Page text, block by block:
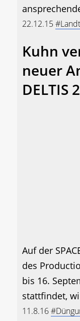
22.12.15
Kuhn
neuer
DELTIS
Auf der
des
bis 16.
stattfindet,
11.8.16